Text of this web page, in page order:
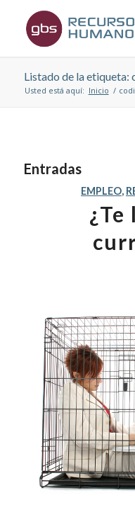
Listado de la
Usted está aquí: Inicio /
Entradas
EMPLEO,